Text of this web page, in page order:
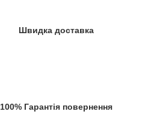
Швидка доставка
100% Гарантія повернення